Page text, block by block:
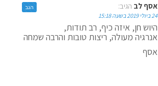
אסף לב הגיב:
24 ביולי 2019 בשעה 15:18
היוש חן, איזה כיף, רב תודות,
אנרגיה מעולה, ריצות טובות והרבה שמחה
אסף
הגב